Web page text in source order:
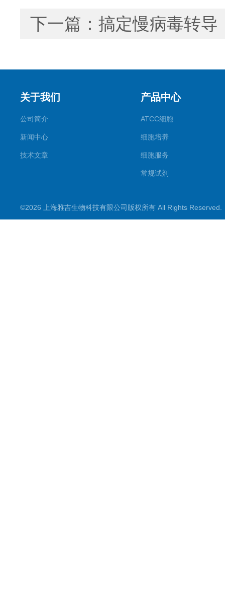
下一篇： 搞定慢病毒转导
关于我们
公司简介
新闻中心
技术文章
产品中心
ATCC细胞
细胞培养
细胞服务
常规试剂
PCR试剂盒
©2026 上海雅吉生物科技有限公司版权所有 All Rights